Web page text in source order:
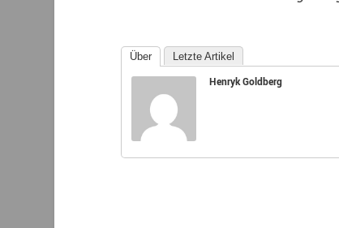
Über Letzte Artikel
Henryk Goldberg